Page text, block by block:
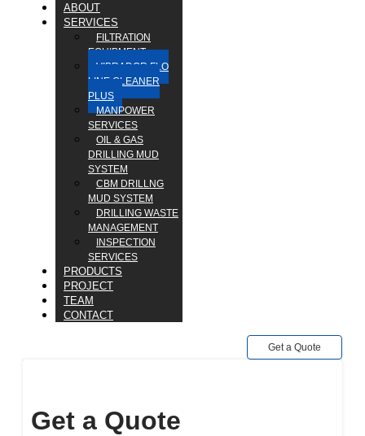
ABOUT
SERVICES
FILTRATION
EQUIPMENT
VIBRADOR FLO
LINE CLEANER
PLUS
MANPOWER
SERVICES
OIL & GAS
DRILLING MUD
SYSTEM
CBM DRILLNG
MUD SYSTEM
DRILLING WASTE
MANAGEMENT
INSPECTION
SERVICES
PRODUCTS
PROJECT
TEAM
CONTACT
Get a Quote
Get a Quote